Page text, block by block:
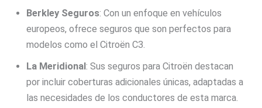
Berkley Seguros: Con un enfoque en vehículos
europeos, ofrece seguros que son perfectos para
modelos como el Citroën C3.
La Meridional: Sus seguros para Citroën destacan
por incluir coberturas adicionales únicas, adaptadas a
las necesidades de los conductores de esta marca.